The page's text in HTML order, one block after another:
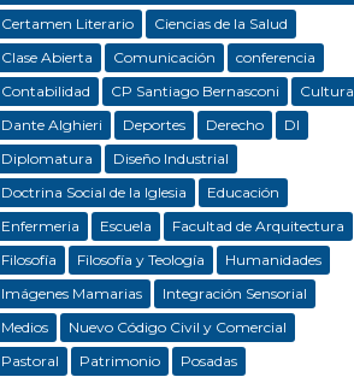
Certamen Literario
Ciencias de la Salud
Clase Abierta
Comunicación
conferencia
Contabilidad
CP Santiago Bernasconi
Cultura
Dante Alghieri
Deportes Derecho
DI
Diplomatura
Diseño Industrial
Doctrina Social de la Iglesia
Educación
Enfermeria
Escuela
Facultad de Arquitectura
Filosofía
Filosofía y Teología
Humanidades
Imágenes Mamarias
Integración Sensorial
Medios
Nuevo Código Civil y Comercial
Pastoral
Patrimonio
Posadas